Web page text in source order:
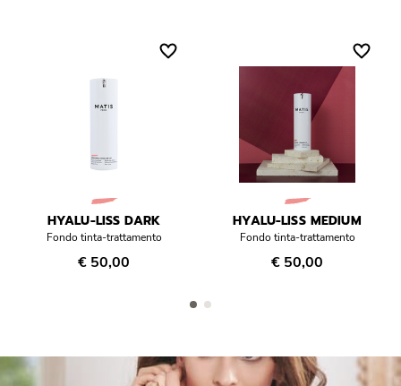
HYALU-LISS DARK
Fondo tinta-trattamento
€ 50,00
HYALU-LISS MEDIUM
Fondo tinta-trattamento
€ 50,00